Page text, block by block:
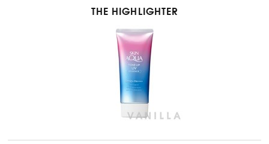
THE HIGHLIGHTER